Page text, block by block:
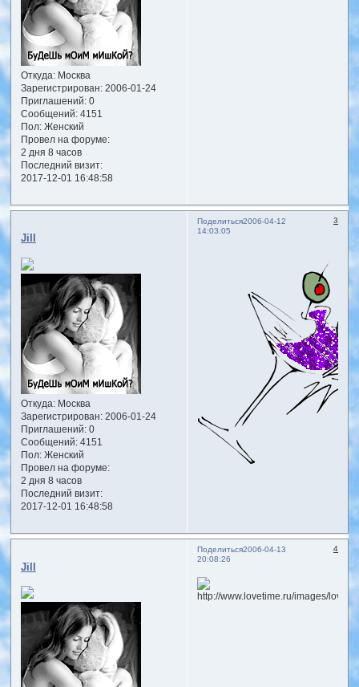
Откуда:Москва
Зарегистрирован: 2006-01-24
Приглашений:0
Сообщений:4151
Пол:Женский
Провел на форуме:
2 дня 8 часов
Последний визит:
2017-12-01 16:48:58
Поделиться 3
2006-04-12
14:03:05
Jill
Откуда:Москва
Зарегистрирован: 2006-01-24
Приглашений:0
Сообщений:4151
Пол:Женский
Провел на форуме:
2 дня 8 часов
Последний визит:
2017-12-01 16:48:58
Поделиться 4
2006-04-13
20:08:26
Jill